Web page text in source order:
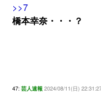
>>7
橋本幸奈・・・？
47: 芸人速報 2024/08/11(日)